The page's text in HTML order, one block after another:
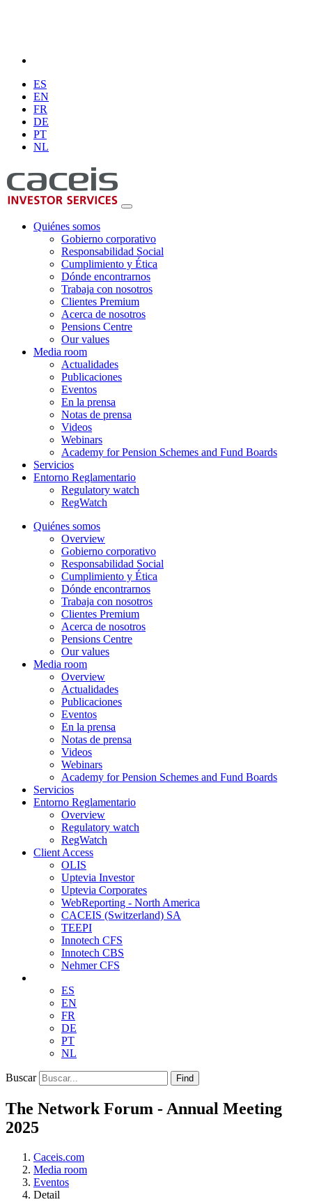
ES
EN
FR
DE
PT
NL
Quiénes somos
Gobierno corporativo
Responsabilidad Social
Cumplimiento y Ética
Dónde encontrarnos
Trabaja con nosotros
Clientes Premium
Acerca de nosotros
Pensions Centre
Our values
Media room
Actualidades
Publicaciones
Eventos
En la prensa
Notas de prensa
Videos
Webinars
Academy for Pension Schemes and Fund Boards
Servicios
Entorno Reglamentario
Regulatory watch
RegWatch
Quiénes somos
Overview
Gobierno corporativo
Responsabilidad Social
Cumplimiento y Ética
Dónde encontrarnos
Trabaja con nosotros
Clientes Premium
Acerca de nosotros
Pensions Centre
Our values
Media room
Overview
Actualidades
Publicaciones
Eventos
En la prensa
Notas de prensa
Videos
Webinars
Academy for Pension Schemes and Fund Boards
Servicios
Entorno Reglamentario
Overview
Regulatory watch
RegWatch
Client Access
OLIS
Uptevia Investor
Uptevia Corporates
WebReporting - North America
CACEIS (Switzerland) SA
TEEPI
Innotech CFS
Innotech CBS
Nehmer CFS
ES
EN
FR
DE
PT
NL
Buscar Find
The Network Forum - Annual Meeting
2025
Caceis.com
Media room
Eventos
Detail